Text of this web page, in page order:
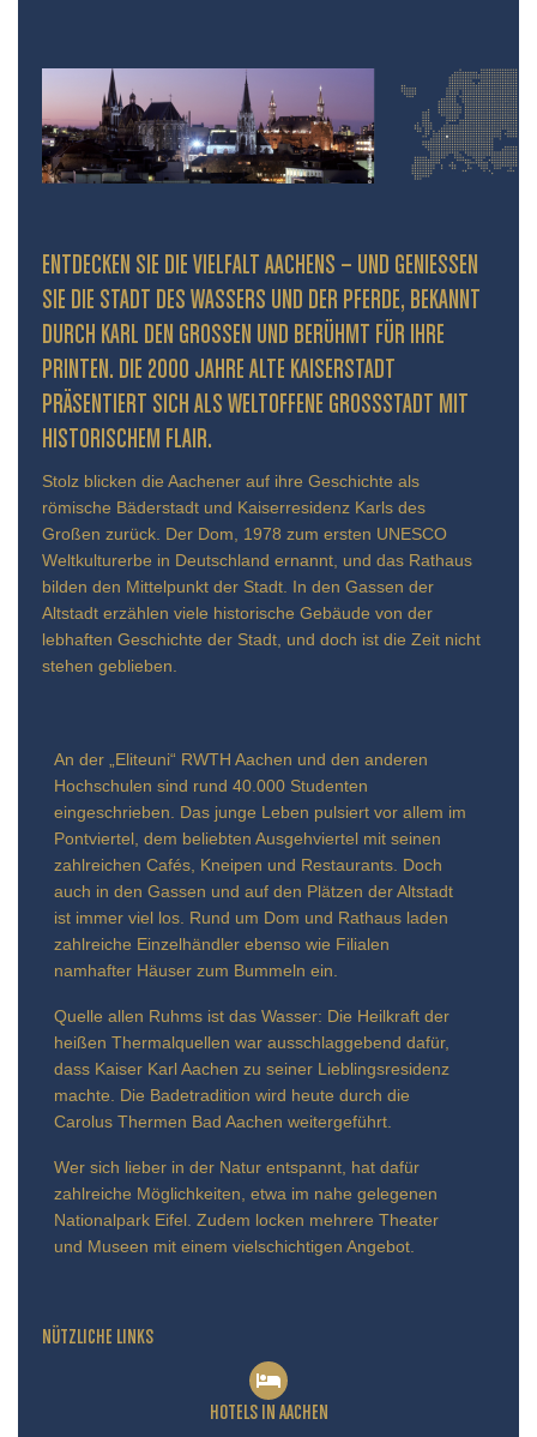
ENTDECKEN SIE DIE VIELFALT AACHENS – UND GENIESSEN S
IE DIE STADT DES WASSERS UND DER PFERDE, BEKANNT D
URCH KARL DEN GROSSEN UND BERÜHMT FÜR IHRE PR
INTEN. DIE 2000 JAHRE ALTE KAISERSTADT PR
ÄSENTIERT SICH ALS WELTOFFENE GROSSSTADT MIT HIS
TORISCHEM FLAIR.
Stolz blicken die Aachener auf ihre Geschichte als
römische Bäderstadt und Kaiserresidenz Karls des
Großen zurück. Der Dom, 1978 zum ersten UNESCO
Weltkulturerbe in Deutschland ernannt, und das Rathaus
bilden den Mittelpunkt der Stadt. In den Gassen der
Altstadt erzählen viele historische Gebäude von der
lebhaften Geschichte der Stadt, und doch ist die Zeit nicht
stehen geblieben.
An der „Eliteuni“ RWTH Aachen und den anderen
Hochschulen sind rund 40.000 Studenten
eingeschrieben. Das junge Leben pulsiert vor allem im
Pontviertel, dem beliebten Ausgehviertel mit seinen
zahlreichen Cafés, Kneipen und Restaurants. Doch
auch in den Gassen und auf den Plätzen der Altstadt
ist immer viel los. Rund um Dom und Rathaus laden
zahlreiche Einzelhändler ebenso wie Filialen
namhafter Häuser zum Bummeln ein.
Quelle allen Ruhms ist das Wasser: Die Heilkraft der
heißen Thermalquellen war ausschlaggebend dafür,
dass Kaiser Karl Aachen zu seiner Lieblingsresidenz
machte. Die Badetradition wird heute durch die
Carolus Thermen Bad Aachen weitergeführt.
Wer sich lieber in der Natur entspannt, hat dafür
zahlreiche Möglichkeiten, etwa im nahe gelegenen
Nationalpark Eifel. Zudem locken mehrere Theater
und Museen mit einem vielschichtigen Angebot.
NÜTZLICHE LINKS
HOTELS IN AACHEN